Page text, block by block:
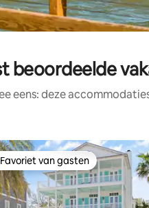
beoordeelde
eens: deze
van gasten
Favoriet van gasten